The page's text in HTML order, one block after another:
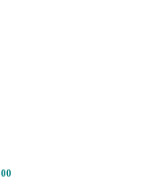
1200 عنوان